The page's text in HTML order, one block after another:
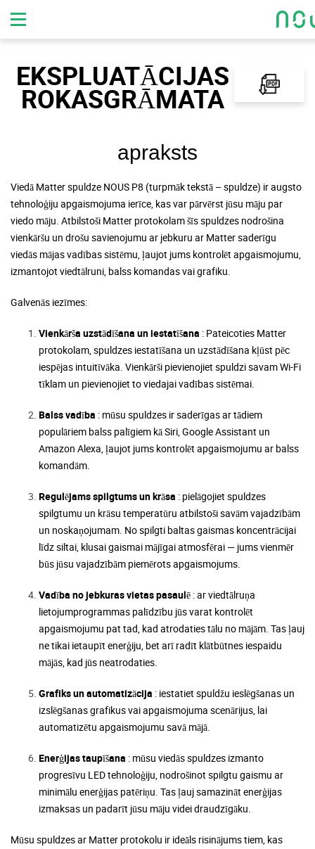
EKSPLUATĀCIJAS
ROKASGRĀMATA
apraksts
Viedā Matterspuldze NOUS P8 (turpmāk tekstā – spuldze) ir augsto
tehnoloģiju apgaismojuma ierīce, kas var pārvērst jūsu māju par
viedo māju. Atbilstoši Matter protokolam šīs spuldzes nodrošina
vienkāršu un drošu savienojumu ar jebkuru ar Matter saderīgu
viedās mājas vadības sistēmu, ļaujot jums kontrolēt apgaismojumu,
izmantojot viedtālruni, balss komandas vai grafiku.
Galvenās iezīmes:
Vienkārša uzstādīšana un iestatīšana : Pateicoties Matter
protokolam, spuldzes iestatīšana un uzstādīšana kļūst pēc
iespējas intuitīvāka. Vienkārši pievienojiet spuldzi savam Wi-Fi
tīklam un pievienojiet to viedajai vadības sistēmai.
Balss vadība : mūsu spuldzes ir saderīgas ar tādiem
populāriem balss palīgiem kā Siri, Google Assistant un
Amazon Alexa, ļaujot jums kontrolēt apgaismojumu ar balss
komandām.
Regulējams spilgtums un krāsa : pielāgojiet spuldzes
spilgtumu un krāsu temperatūru atbilstoši savām vajadzībām
un noskaņojumam. No spilgti baltas gaismas koncentrācijai
līdz siltai, klusai gaismai mājīgai atmosfērai — jums vienmēr
būs jūsu vajadzībām piemērots apgaismojums.
Vadība no jebkuras vietas pasaulē : ar viedtālruņa
lietojumprogrammas palīdzību jūs varat kontrolēt
apgaismojumu pat tad, kad atrodaties tālu no mājām. Tas ļauj
ne tikai ietaupīt enerģiju, bet arī radīt klātbūtnes iespaidu
mājās, kad jūs neatrodaties.
Grafiks un automatizācija : iestatiet spuldžu ieslēgšanas un
izslēgšanas grafikus vai apgaismojuma scenārijus, lai
automatizētu apgaismojumu savā mājā.
Enerģijas taupīšana : mūsu viedās spuldzes izmanto
progresīvu LED tehnoloģiju, nodrošinot spilgtu gaismu ar
minimālu enerģijas patēriņu. Tas ļauj samazināt enerģijas
izmaksas un padarīt jūsu māju videi draudzīgāku.
Mūsu spuldzes ar Matter protokolu ir ideāls risinājums tiem, kas